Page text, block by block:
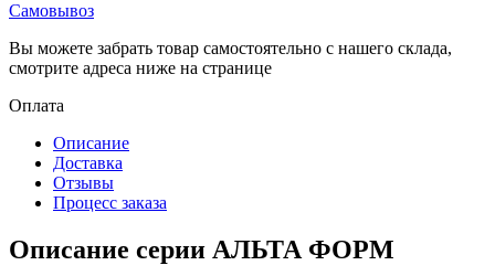
Самовывоз
Вы можете забрать товар самостоятельно с нашего склада,
смотрите адреса ниже на странице
Оплата
Описание
Доставка
Отзывы
Процесс заказа
Описание серии АЛЬТА ФОРМ